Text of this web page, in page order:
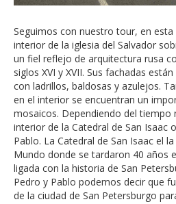
Seguimos con nuestro tour, en
interior de la iglesia del Salvador
un fiel reflejo de arquitectura rusa
siglos XVI y XVII. Sus fachadas
con ladrillos, baldosas y azulejos.
en el interior se encuentran un
mosaicos. Dependiendo del tiempo
interior de la Catedral de San Isaac
Pablo. La Catedral de San Isaac el
Mundo donde se tardaron 40 años
ligada con la historia de San
Pedro y Pablo podemos decir que
de la ciudad de San Petersburgo